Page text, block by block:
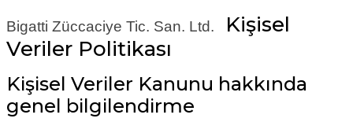
Bigatti Züccaciye Tic. San. Ltd.
Kişisel
Veriler Politikası
Kişisel Veriler Kanunu hakkında
genel bilgilendirme